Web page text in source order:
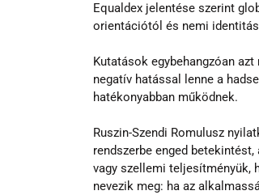
Equaldex jelentése szerint
orientációtól és nemi
Kutatások egybehangzóan
negatív hatással lenne a
hatékonyabban működnek.
Ruszin-Szendi Romulusz
rendszerbe enged
vagy szellemi teljesítményük,
nevezik meg: ha az